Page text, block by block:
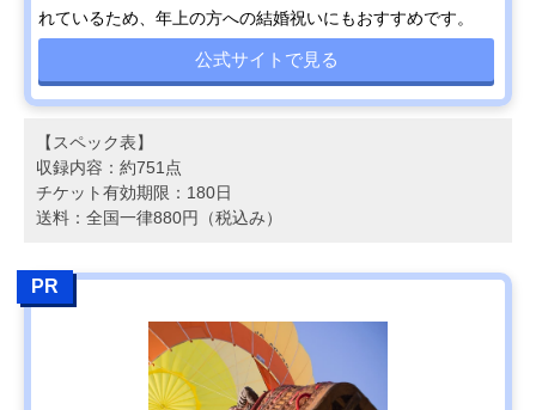
れているため、年上の方への結婚祝いにもおすすめです。
公式サイトで見る
【スペック表】
収録内容：約751点
チケット有効期限：180日
送料：全国一律880円（税込み）
PR